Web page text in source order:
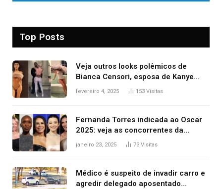
Top Posts
Veja outros looks polêmicos de
Bianca Censori, esposa de Kanye
West que apareceu nua no Grammy
fevereiro 4, 2025 153 Visitas
Fernanda Torres indicada ao Oscar
2025: veja as concorrentes da
brasileira a melhor atriz
janeiro 23, 2025 73 Visitas
Médico é suspeito de invadir carro e
agredir delegado aposentado